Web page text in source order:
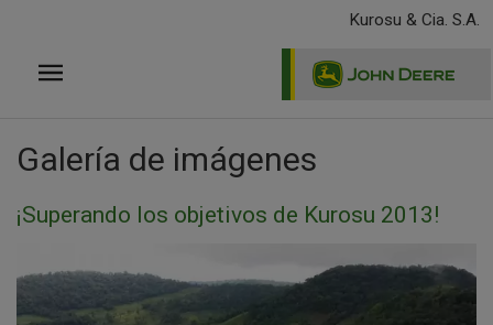
principal
Kurosu & Cia. S.A.
Galería de imágenes
¡Superando los objetivos de Kurosu 2013!